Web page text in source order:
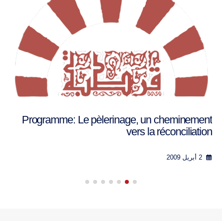
Programme: Le pèlerinage, un cheminement
vers la réconciliation